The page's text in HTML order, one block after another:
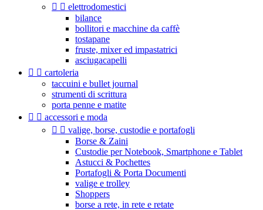
  elettrodomestici
bilance
bollitori e macchine da caffè
tostapane
fruste, mixer ed impastatrici
asciugacapelli
  cartoleria
taccuini e bullet journal
strumenti di scrittura
porta penne e matite
  accessori e moda
  valige, borse, custodie e portafogli
Borse & Zaini
Custodie per Notebook, Smartphone e Tablet
Astucci & Pochettes
Portafogli & Porta Documenti
valige e trolley
Shoppers
borse a rete, in rete e retate